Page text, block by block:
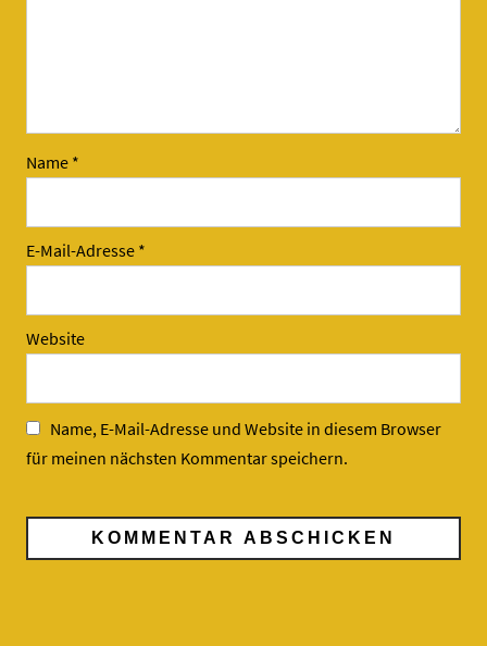
Name *
E-Mail-Adresse *
Website
Name, E-Mail-Adresse und Website in diesem Browser
für meinen nächsten Kommentar speichern.